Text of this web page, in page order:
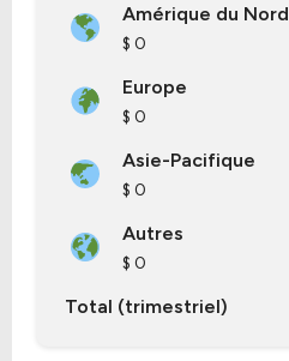
Amérique du Nord
$ 0
Europe
$ 0
Asie-Pacifique
$ 0
Autres
$ 0
Total (trimestriel)